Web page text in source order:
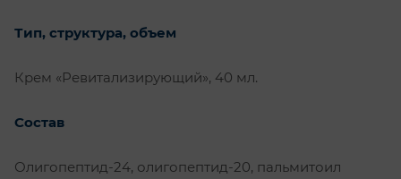
Тип, структура, объем
Крем «Ревитализирующий», 40 мл.
Состав
Олигопептид-24, олигопептид-20, пальмитоил